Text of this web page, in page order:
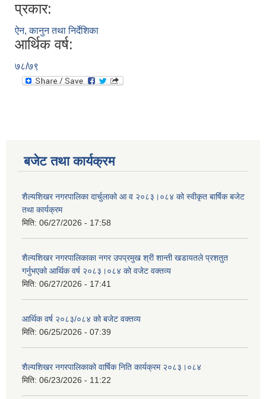
प्रकार:
ऐन, कानुन तथा निर्देशिका
आर्थिक वर्ष:
७८/७९
बजेट तथा कार्यक्रम
शैल्यशिखर नगरपालिका दार्चुलाको आ व २०८३।०८४ को स्वीकृत बार्षिक बजेट
तथा कार्यक्रम
मिति: 06/27/2026 - 17:58
शैल्यशिखर नगरपालिकाका नगर उपप्रमुख श्री शान्ती खडायतले प्रशतुत
गर्नुभएको आर्थिक वर्ष २०८३।०८४ को वजेट वक्तव्य
मिति: 06/27/2026 - 17:41
आर्थिक वर्ष २०८३/०८४ को बजेट वक्तव्य
मिति: 06/25/2026 - 07:39
शैल्यशिखर नगरपालिकाको वार्षिक निति कार्यक्रम २०८३।०८४
मिति: 06/23/2026 - 11:22